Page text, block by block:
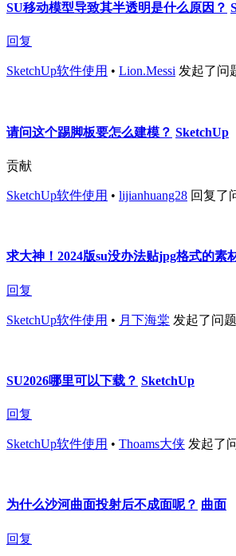
SU移动模型导致其半透明是什么原因？
回复
SketchUp软件使用 • Lion.Messi 发起了问
请问这个踢脚板要怎么建模？ SketchUp
贡献
SketchUp软件使用 • lijianhuang28 回复了
求大神！2024版su没办法贴jpg格式的素
回复
SketchUp软件使用 • 月下海棠 发起了问
SU2026哪里可以下载？ SketchUp
回复
SketchUp软件使用 • Thoams大侠 发起了
为什么沙河曲面投射后不成面呢？ 曲面
回复